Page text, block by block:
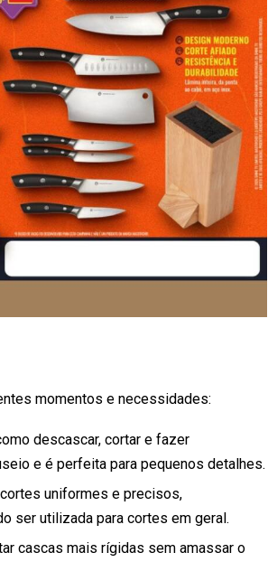
momentos e necessidades:
descascar, cortar e fazer
e é perfeita para pequenos detalhes.
uniformes e precisos,
ser utilizada para cortes em geral.
cascas mais rígidas sem amassar o